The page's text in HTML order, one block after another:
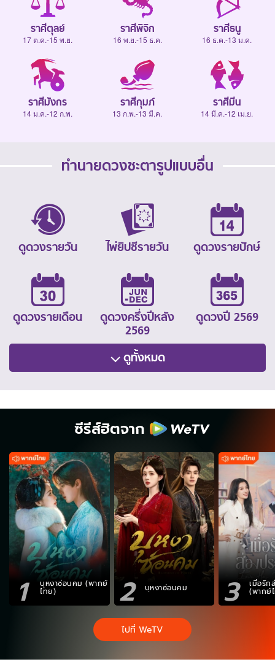
ราศีตุลย์
17 ต.ค.-15 พ.ย.
ราศีพิจิก
16 พ.ย.-15 ธ.ค.
ราศีธนู
16 ธ.ค.-13 ม.ค.
ราศีมังกร
14 ม.ค.-12 ก.พ.
ราศีกุมภ์
13 ก.พ.-13 มี.ค.
ราศีมีน
14 มี.ค.-12 เม.ย.
ทำนายดวงชะตารูปแบบอื่น
ดูดวงรายวัน ไพ่ยิปซีรายวัน ดูดวงรายปักษ์
ดูดวงรายเดือน
ดูดวงครึ่งปีหลัง
2569
ดูดวงปี 2569
ดูทั้งหมด
ซีรีส์ฮิตจาก
1 บุหงาซ่อนคม (พากย์
ไทย) 2 บุหงาซ่อนคม 3 เมื่อรัก
(พากย์
ไปที่ WeTV